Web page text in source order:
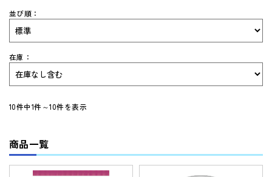
はじめてのお客様へ
お買い物ガイド
よくあるご質問
体験版・製品資料について
お問い合せ
並び順：
在庫：
10件中1件～10件を表示
商品一覧